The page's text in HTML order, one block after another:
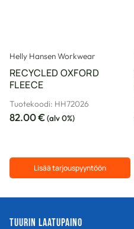
Helly Hansen Workwear
RECYCLED OXFORD
FLEECE
Tuotekoodi: HH72026
82.00€(alv 0%)
Lisää tarjouspyyntöön
tuotteella
Tuurin Laatupaino